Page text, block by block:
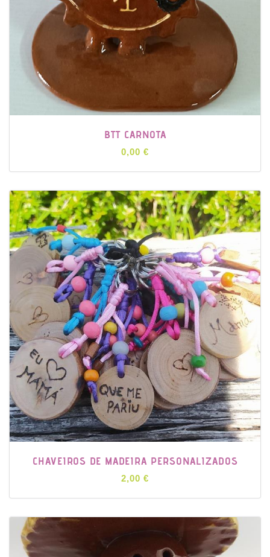
BTT CARNOTA
0,00 €
CHAVEIROS DE MADEIRA PERSONALIZADOS
2,00 €